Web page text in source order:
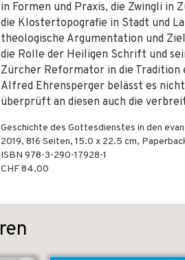
in Formen und Praxis, die Zwingli
die Klostertopografie in Stadt und
theologische Argumentation und
die Rolle der Heiligen Schrift und
Zürcher Reformator in die Tradition
Alfred Ehrensperger belässt es
überprüft an diesen auch die
Geschichte des Gottesdienstes in den
2019, 816 Seiten, 15.0 x 22.5 cm,
ISBN 978-3-290-17928-1
CHF 84.00